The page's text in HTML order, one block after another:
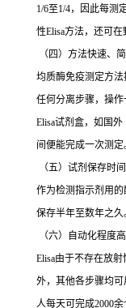
1/6至1/4，因此每测
性Elisa方法，还可在
（四）方法快速、
均质酶免疫测定方
任何分离步骤，操
Elisa试剂盒，如国外
间便能完成一次测定
（五）试剂保存时
作为检测指示剂用
保存半年至数年之久
（六）自动化程度高
Elisa由于不存在放
外，其他各步骤均
人每天可完成2000余